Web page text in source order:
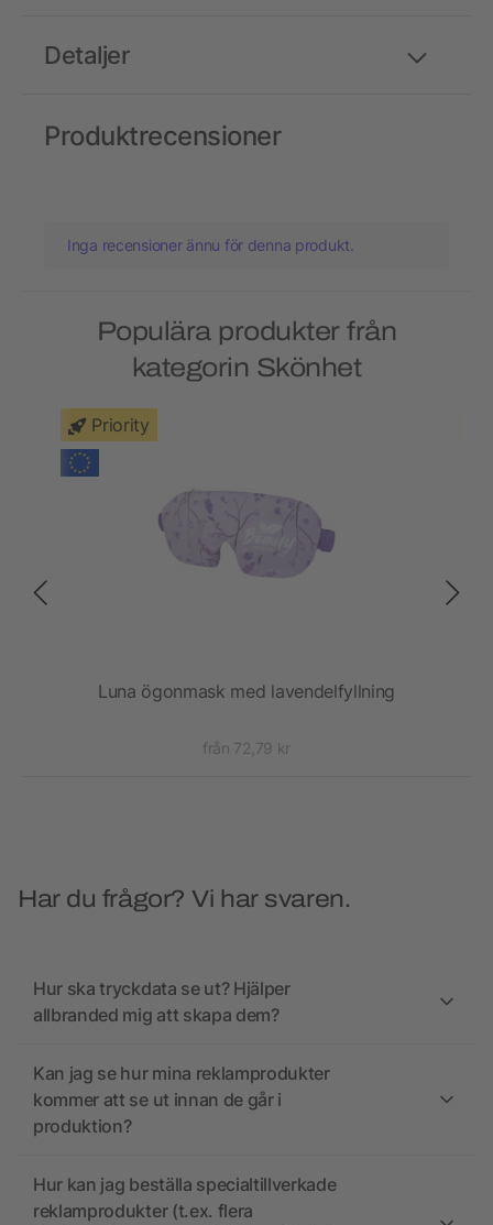
Detaljer
Produktrecensioner
Inga recensioner ännu för denna produkt.
Populära produkter från
kategorin Skönhet
Priority
Luna ögonmask med lavendelfyllning
från 72,79 kr
Har du frågor? Vi har svaren.
Hur ska tryckdata se ut? Hjälper
allbranded mig att skapa dem?
Kan jag se hur mina reklamprodukter
kommer att se ut innan de går i
produktion?
Hur kan jag beställa specialtillverkade
reklamprodukter (t.ex. flera